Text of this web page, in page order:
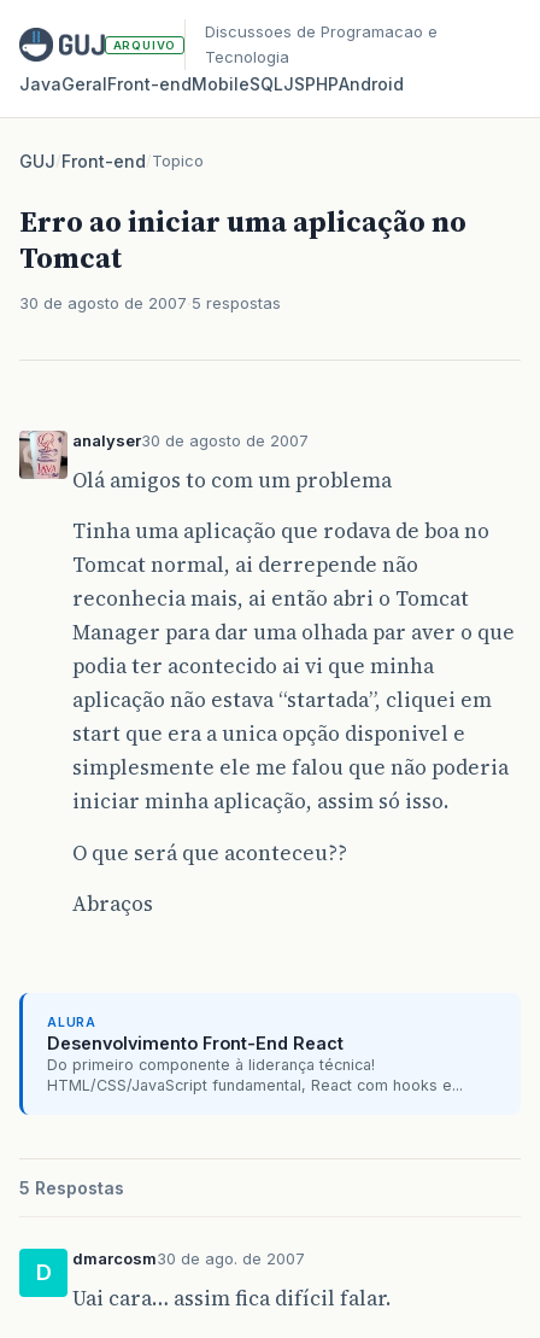
ARQUIVO
Discussoes de Programacao e
Tecnologia
JavaGeralFront‑endMobileSQLJSPHPAndroid
GUJ/Front-end/Topico
Erro ao iniciar uma aplicação no
Tomcat
30 de agosto de 2007 5 respostas
analyser30 de agosto de 2007
Olá amigos to com um problema
Tinha uma aplicação que rodava de boa no
Tomcat normal, ai derrepende não
reconhecia mais, ai então abri o Tomcat
Manager para dar uma olhada par aver o que
podia ter acontecido ai vi que minha
aplicação não estava “startada”, cliquei em
start que era a unica opção disponivel e
simplesmente ele me falou que não poderia
iniciar minha aplicação, assim só isso.
O que será que aconteceu??
Abraços
ALURA
Desenvolvimento Front-End React
Do primeiro componente à liderança técnica!
HTML/CSS/JavaScript fundamental, React com hooks e...
5 Respostas
D
dmarcosm30 de ago. de 2007
Uai cara… assim fica difícil falar.